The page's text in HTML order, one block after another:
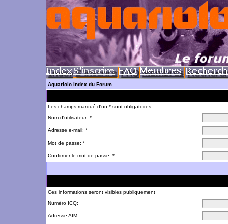
Aquariolo Index du Forum
Les champs marqué d'un * sont obligatoires.
Nom d'utilisateur: *
Adresse e-mail: *
Mot de passe: *
Confirmer le mot de passe: *
Ces informations seront visibles publiquement
Numéro ICQ:
Adresse AIM: